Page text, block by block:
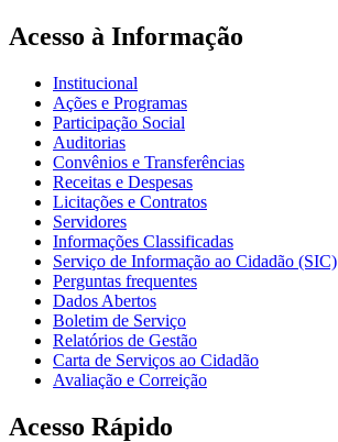
Acesso à Informação
Institucional
Ações e Programas
Participação Social
Auditorias
Convênios e Transferências
Receitas e Despesas
Licitações e Contratos
Servidores
Informações Classificadas
Serviço de Informação ao Cidadão (SIC)
Perguntas frequentes
Dados Abertos
Boletim de Serviço
Relatórios de Gestão
Carta de Serviços ao Cidadão
Avaliação e Correição
Acesso Rápido